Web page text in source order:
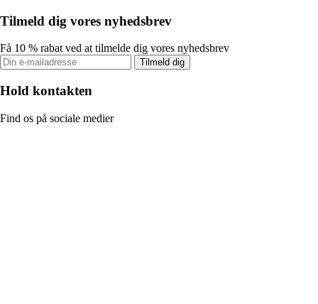
Tilmeld dig vores nyhedsbrev
Få 10 % rabat ved at tilmelde dig vores nyhedsbrev
Tilmeld dig
Hold kontakten
Find os på sociale medier